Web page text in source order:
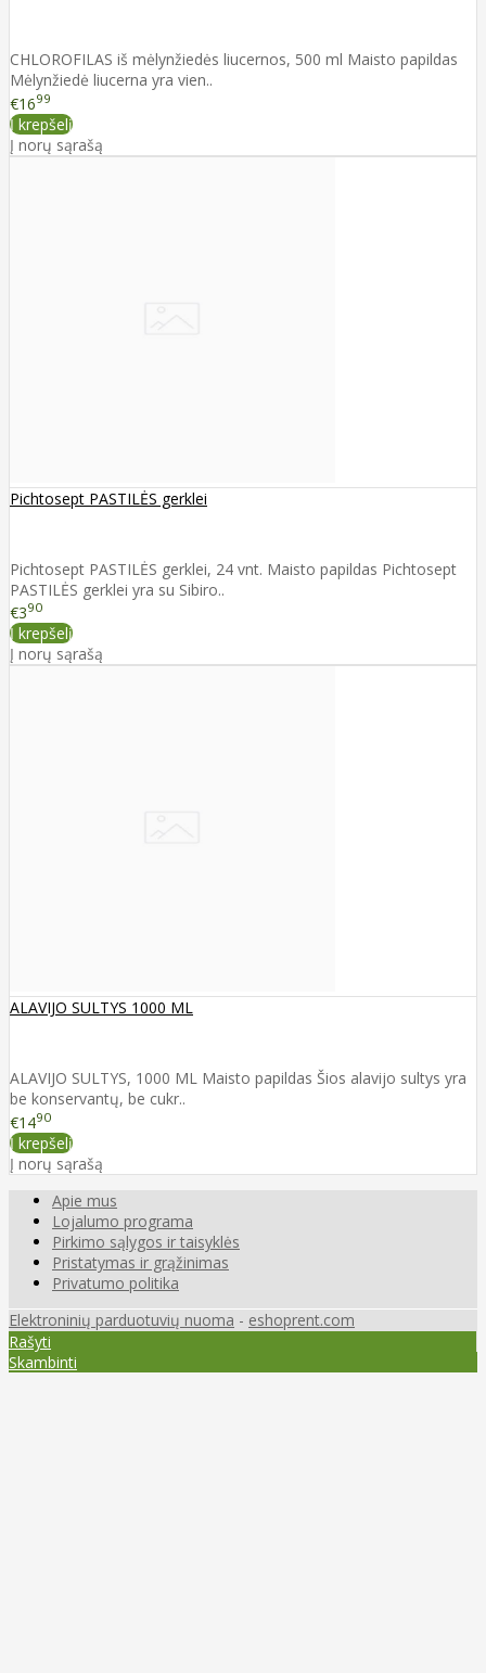
CHLOROFILAS iš mėlynžiedės liucernos, 500 ml Maisto papildas
Mėlynžiedė liucerna yra vien..
€1699
Į krepšelį
Į norų sąrašą
Pichtosept PASTILĖS gerklei
Pichtosept PASTILĖS gerklei, 24 vnt. Maisto papildas Pichtosept
PASTILĖS gerklei yra su Sibiro..
€390
Į krepšelį
Į norų sąrašą
ALAVIJO SULTYS 1000 ML
ALAVIJO SULTYS, 1000 ML Maisto papildas Šios alavijo sultys yra
be konservantų, be cukr..
€1490
Į krepšelį
Į norų sąrašą
Apie mus
Lojalumo programa
Pirkimo sąlygos ir taisyklės
Pristatymas ir grąžinimas
Privatumo politika
Elektroninių parduotuvių nuoma - eshoprent.com
Rašyti
Skambinti